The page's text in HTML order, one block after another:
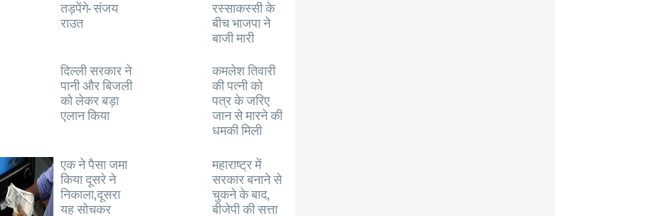
तड़पेंगे- संजय
राउत
रस्साकस्सी के
बीच भाजपा ने
बाजी मारी
दिल्ली सरकार ने
पानी और बिजली
को लेकर बड़ा
एलान किया
कमलेश तिवारी
की पत्नी को
पत्र के जरिए
जान से मारने की
धमकी मिली
एक ने पैसा जमा
किया दूसरे ने
निकाला,दूसरा
यह सोचकर
महाराष्ट्र में
सरकार बनाने से
चुकने के बाद,
बीजेपी की सत्ता